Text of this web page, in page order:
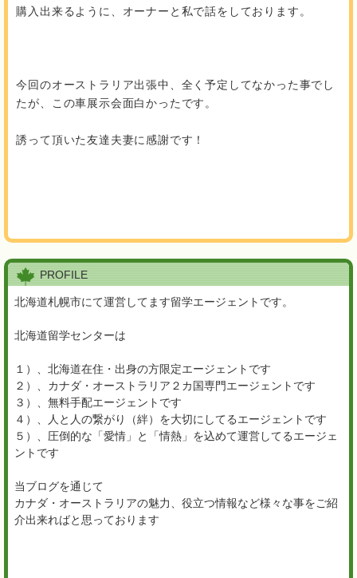
購入出来るように、オーナーと私で話をしております。
今回のオーストラリア出張中、全く予定してなかった事でし
たが、この車展示会面白かったです。
誘って頂いた友達夫妻に感謝です！
PROFILE
北海道札幌市にて運営してます留学エージェントです。
北海道留学センターは
１）、北海道在住・出身の方限定エージェントです
２）、カナダ・オーストラリア２カ国専門エージェントです
３）、無料手配エージェントです
４）、人と人の繋がり（絆）を大切にしてるエージェントです
５）、圧倒的な「愛情」と「情熱」を込めて運営してるエージェ
ントです
当ブログを通じて
カナダ・オーストラリアの魅力、役立つ情報など様々な事をご紹
介出来ればと思っております